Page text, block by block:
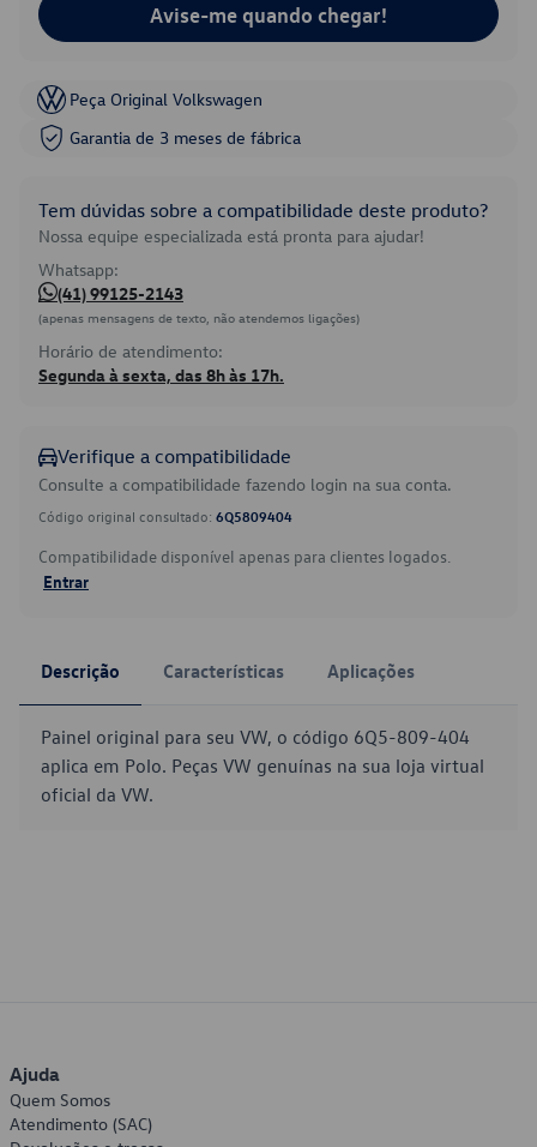
Avise-me quando chegar!
Peça Original Volkswagen
Garantia de 3 meses de fábrica
Tem dúvidas sobre a compatibilidade deste produto?
Nossa equipe especializada está pronta para ajudar!
Whatsapp:
(41) 99125-2143
(apenas mensagens de texto, não atendemos ligações)
Horário de atendimento:
Segunda à sexta, das 8h às 17h.
Verifique a compatibilidade
Consulte a compatibilidade fazendo login na sua conta.
Código original consultado: 6Q5809404
Compatibilidade disponível apenas para clientes logados.
Entrar
Descrição Características Aplicações
Painel original para seu VW, o código 6Q5-809-404
aplica em Polo. Peças VW genuínas na sua loja virtual
oficial da VW.
Ajuda
Quem Somos
Atendimento (SAC)